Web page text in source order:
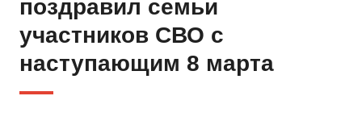
поздравил семьи
участников СВО с
наступающим 8 марта